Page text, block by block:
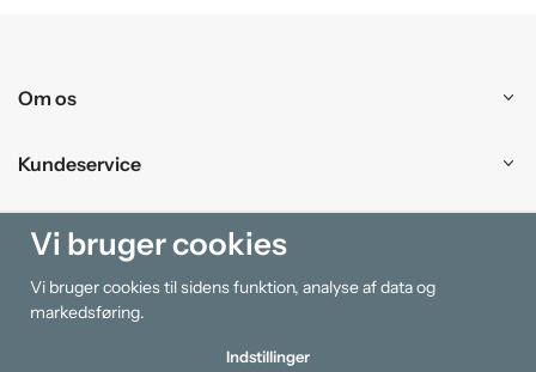
Om os
Kundeservice
Handle ind
Information
Vi bruger cookies
Vi bruger cookies til sidens funktion, analyse af data og
markedsføring.
Indstillinger